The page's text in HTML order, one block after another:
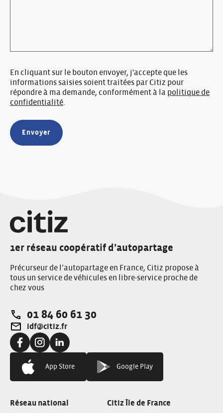
En cliquant sur le bouton envoyer, j'accepte que les
informations saisies soient traitées par Citiz pour
répondre à ma demande, conformément à la politique de
confidentialité
1er réseau coopératif d’autopartage
Précurseur de l’autopartage en France, Citiz propose à
tous un service de véhicules en libre-service proche de
chez vous
Téléphone:
01 84 60 61 30
Adresse e-mail:
idf@citiz.fr
Facebook:Instagram:Linkedin:
App Store Google Play
Réseau national Citiz Île de France